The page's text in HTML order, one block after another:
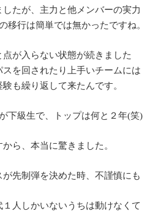
たが、主力と他メンバーの実力
移行は簡単では無かったですね。
が入らない状態が続きました
を回されたり上手いチームには
も繰り返して来たんです。
下級生で、トップは何と２年(笑)
ら、本当に驚きました。
先制弾を決めた時、不謹慎にも
１人しかいないうちは動けなくて